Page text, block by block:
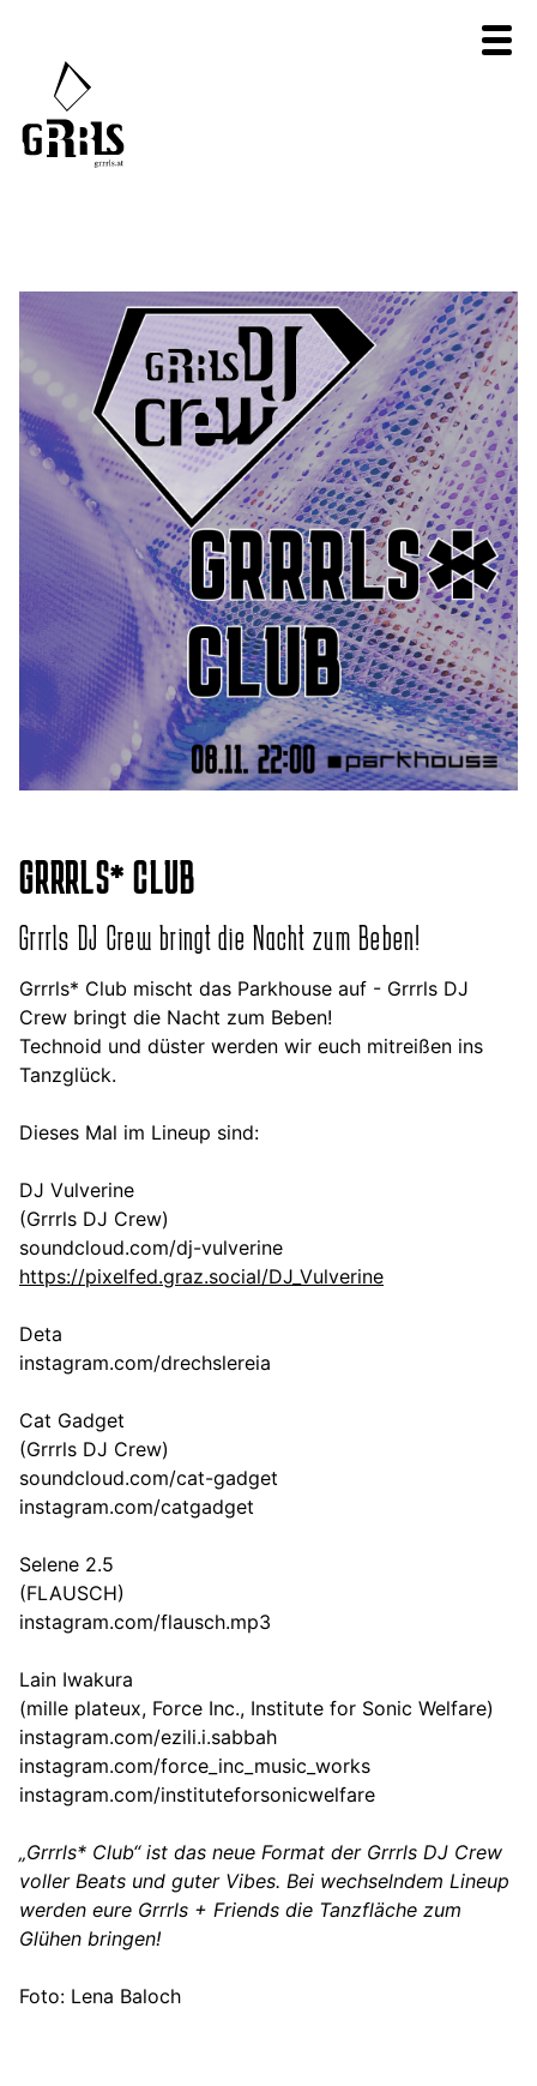
GRRRLS* CLUB
Grrrls DJ Crew bringt die Nacht zum Beben!
Grrrls* Club mischt das Parkhouse auf - Grrrls DJ
Crew bringt die Nacht zum Beben!
Technoid und düster werden wir euch mitreißen ins
Tanzglück.
Dieses Mal im Lineup sind:
DJ Vulverine
(Grrrls DJ Crew)
soundcloud.com/dj-vulverine
https://pixelfed.graz.social/DJ_Vulverine
Deta
instagram.com/drechslereia
Cat Gadget
(Grrrls DJ Crew)
soundcloud.com/cat-gadget
instagram.com/catgadget
Selene 2.5
(FLAUSCH)
instagram.com/flausch.mp3
Lain Iwakura
(mille plateux, Force Inc., Institute for Sonic Welfare)
instagram.com/ezili.i.sabbah
instagram.com/force_inc_music_works
instagram.com/instituteforsonicwelfare
„Grrrls* Club“ ist das neue Format der Grrrls DJ Crew
voller Beats und guter Vibes. Bei wechselndem Lineup
werden eure Grrrls + Friends die Tanzfläche zum
Glühen bringen!
Foto: Lena Baloch